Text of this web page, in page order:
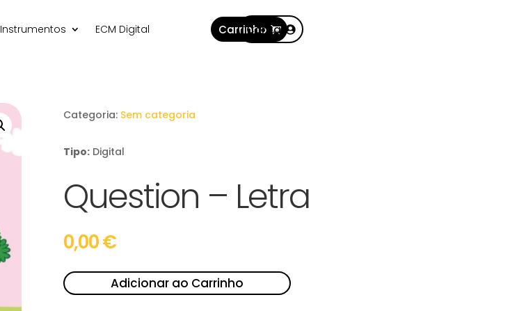
Instrumentos ECM Digital Carrinho
Conta
Categoria: Sem categoria
Tipo: Digital
Question – Letra
0,00€
Adicionar ao Carrinho